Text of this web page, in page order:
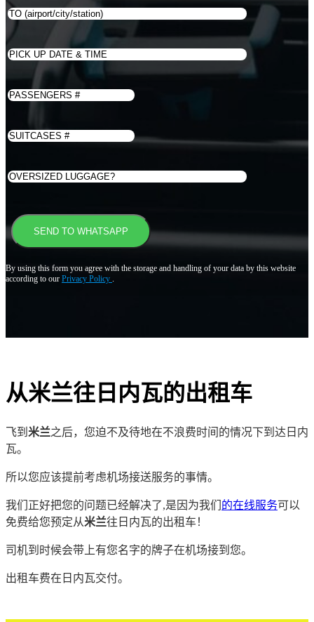
By using this form you agree with the storage and handling of your data by this website
according to our Privacy Policy
从米兰往日内瓦的出租车
飞到 米兰之后，您迫不及待地在不浪费时间的情况下到达日内
瓦。
所以您应该提前考虑机场接送服务的事情。
我们正好把您的问题已经解决了,是因为我们 的在线服务可以
免费给您预定从米兰往日内瓦的出租车！
司机到时候会带上有您名字的牌子在机场接到您。
出租车费在日内瓦交付。